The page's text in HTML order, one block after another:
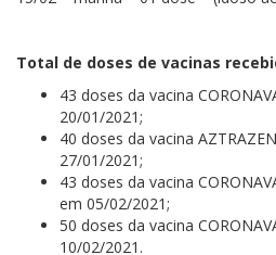
Total de doses de vacinas
43 doses da vacina
20/01/2021;
40 doses da vacina
27/01/2021;
43 doses da vacina
em 05/02/2021;
50 doses da vacina
10/02/2021.